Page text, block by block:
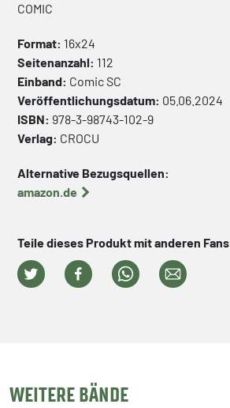
COMIC
Format: 16x24
Seitenanzahl: 112
Einband: ComicSC
Veröffentlichungsdatum: 05.06.2024
ISBN: 978-3-98743-102-9
Verlag: CROCU
Alternative Bezugsquellen:
amazon.de
Teile dieses Produkt mit anderen Fans
WEITERE BÄNDE